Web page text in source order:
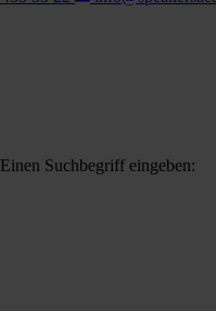
Einen Suchbegriff eingeben: